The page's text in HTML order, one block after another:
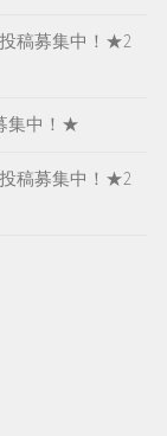
稿募集中！★2
集中！★
稿募集中！★2